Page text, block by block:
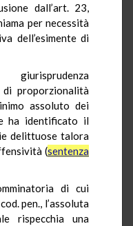
dall’art. 23,
per necessità
dell’esimente di
proporzionalità
assoluto dei
ha identificato il
delittuose talora
(sentenza
di cui
pen., l’assoluta
rispecchia una